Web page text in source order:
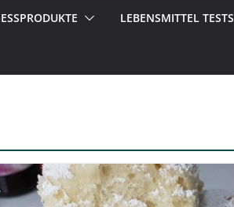
LEBENSMITTEL TESTS